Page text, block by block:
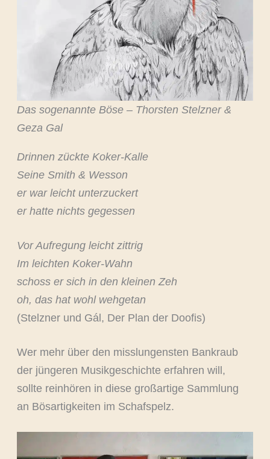
Das sogenannte Böse – Thorsten Stelzner &
Geza Gal
Drinnen zückte Koker-Kalle
Seine Smith & Wesson
er war leicht unterzuckert
er hatte nichts gegessen
Vor Aufregung leicht zittrig
Im leichten Koker-Wahn
schoss er sich in den kleinen Zeh
oh, das hat wohl wehgetan
(Stelzner und Gál, Der Plan der Doofis)
Wer mehr über den misslungensten Bankraub
der jüngeren Musikgeschichte erfahren will,
sollte reinhören in diese großartige Sammlung
an Bösartigkeiten im Schafspelz.